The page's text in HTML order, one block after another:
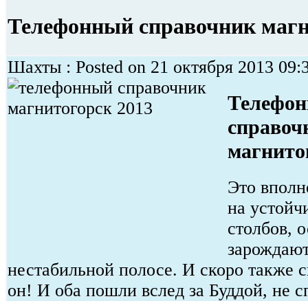
Телефонный справочник
Шахты : Posted on 21 октября 2013
Это
на
столбов,
нестабильной полосе. И скоро также
он! И оба пошли вслед за Буддой, не